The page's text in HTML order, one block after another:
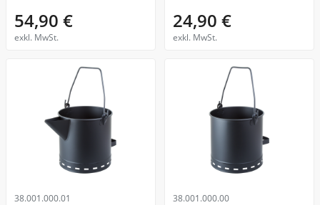
Transportgeräte
Verkehrsabsicherung
Verkehrszeichen - Schilder
Werkzeuge - Werkstatt
54,90 €
exkl. MwSt.
24,90 €
exkl. MwSt.
38.001.000.01 38.001.000.00